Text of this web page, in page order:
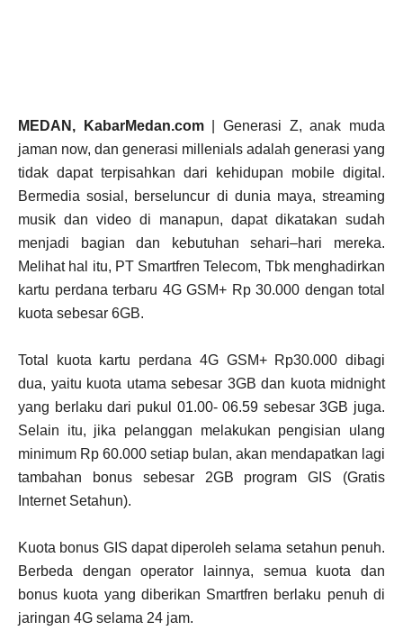
MEDAN, KabarMedan.com| Generasi Z, anak muda
jaman now, dan generasi millenials adalah generasi yang
tidak dapat terpisahkan dari kehidupan mobile digital.
Bermedia sosial, berseluncur di dunia maya, streaming
musik dan video di manapun, dapat dikatakan sudah
menjadi bagian dan kebutuhan sehari–hari mereka.
Melihat hal itu, PT Smartfren Telecom, Tbk menghadirkan
kartu perdana terbaru 4G GSM+ Rp 30.000 dengan total
kuota sebesar 6GB.
Total kuota kartu perdana 4G GSM+ Rp30.000 dibagi
dua, yaitu kuota utama sebesar 3GB dan kuota midnight
yang berlaku dari pukul 01.00- 06.59 sebesar 3GB juga.
Selain itu, jika pelanggan melakukan pengisian ulang
minimum Rp 60.000 setiap bulan, akan mendapatkan lagi
tambahan bonus sebesar 2GB program GIS (Gratis
Internet Setahun).
Kuota bonus GIS dapat diperoleh selama setahun penuh.
Berbeda dengan operator lainnya, semua kuota dan
bonus kuota yang diberikan Smartfren berlaku penuh di
jaringan 4G selama 24 jam.